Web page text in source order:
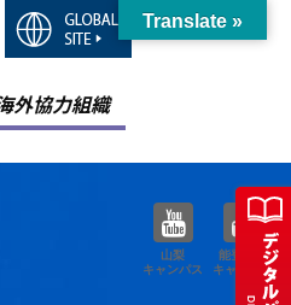
外協力組織
山梨
キャンパス
能登空港
キャンパス
Translate »